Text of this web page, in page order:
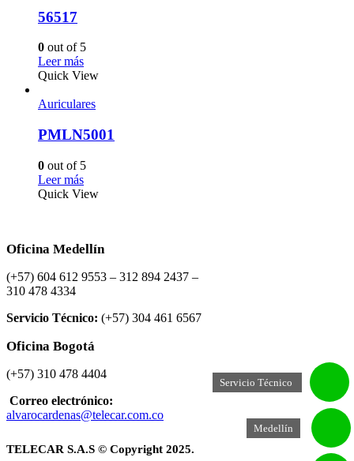
Servicio Técnico
Medellín
56517
0 out of 5
Leer más
Quick View
Auriculares
PMLN5001
0 out of 5
Leer más
Quick View
Oficina Medellín
(+57) 604 612 9553 – 312 894 2437 –
310 478 4334
Servicio Técnico: (+57) 304 461 6567
Oficina Bogotá
(+57) 310 478 4404
Correo electrónico:
alvarocardenas@telecar.com.co
TELECAR S.A.S © Copyright 2025.